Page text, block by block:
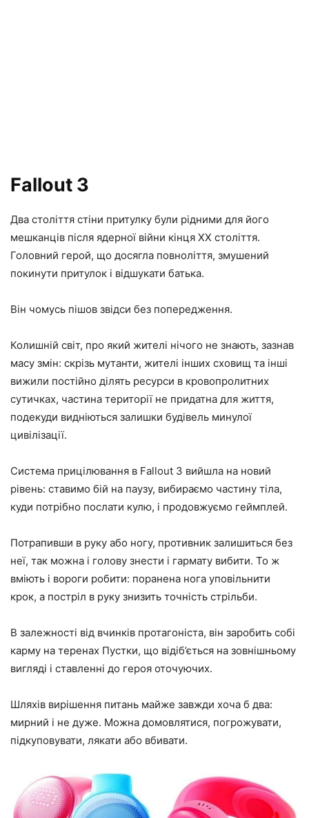
Fallout 3
Два століття стіни притулку були рідними для його
мешканців після ядерної війни кінця XX століття.
Головний герой, що досягла повноліття, змушений
покинути притулок і відшукати батька.
Він чомусь пішов звідси без попередження.
Колишній світ, про який жителі нічого не знають, зазнав
масу змін: скрізь мутанти, жителі інших сховищ та інші
вижили постійно ділять ресурси в кровопролитних
сутичках, частина території не придатна для життя,
подекуди видніються залишки будівель минулої
цивілізації.
Система прицілювання в Fallout 3 вийшла на новий
рівень: ставимо бій на паузу, вибираємо частину тіла,
куди потрібно послати кулю, і продовжуємо геймплей.
Потрапивши в руку або ногу, противник залишиться без
неї, так можна і голову знести і гармату вибити. То ж
вміють і вороги робити: поранена нога уповільнити
крок, а постріл в руку знизить точність стрільби.
В залежності від вчинків протагоніста, він заробить собі
карму на теренах Пустки, що відіб’ється на зовнішньому
вигляді і ставленні до героя оточуючих.
Шляхів вирішення питань майже завжди хоча б два:
мирний і не дуже. Можна домовлятися, погрожувати,
підкуповувати, лякати або вбивати.